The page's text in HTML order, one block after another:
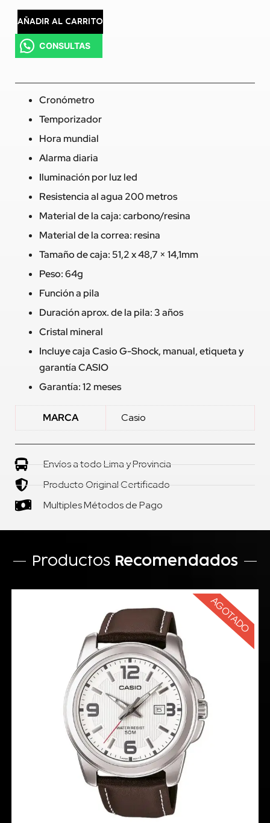
AÑADIR AL CARRITO
CONSULTAS
Cronómetro
Temporizador
Hora mundial
Alarma diaria
Iluminación por luz led
Resistencia al agua 200 metros
Material de la caja: carbono/resina
Material de la correa: resina
Tamaño de caja: 51,2 x 48,7 × 14,1mm
Peso: 64g
Función a pila
Duración aprox. de la pila: 3 años
Cristal mineral
Incluye caja Casio G-Shock, manual, etiqueta y
garantía CASIO
Garantía: 12 meses
MARCA Casio
Envíos a todo Lima y Provincia
Producto Original Certificado
Multiples Métodos de Pago
Productos Recomendados
AGOTADO